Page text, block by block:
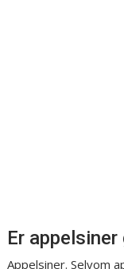
Er
Appelsiner. Selvom